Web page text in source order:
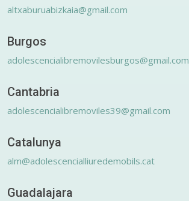
altxaburuabizkaia@gmail.com
Burgos
adolescencialibremovilesburgos@gmail.com
Cantabria
adolescencialibremoviles39@gmail.com
Catalunya
alm@adolescencialliuredemobils.cat
Guadalajara